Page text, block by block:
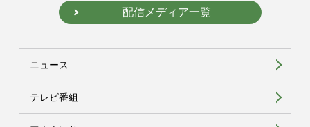
配信メディア一覧
ニュース
テレビ番組